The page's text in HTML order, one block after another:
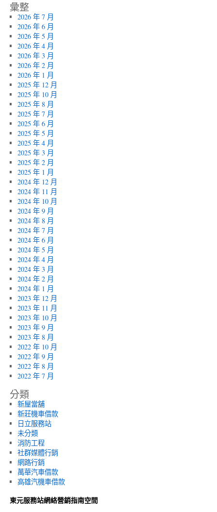
彙整
2026 年 7 月
2026 年 6 月
2026 年 5 月
2026 年 4 月
2026 年 3 月
2026 年 2 月
2026 年 1 月
2025 年 12 月
2025 年 10 月
2025 年 8 月
2025 年 7 月
2025 年 6 月
2025 年 5 月
2025 年 4 月
2025 年 3 月
2025 年 2 月
2025 年 1 月
2024 年 12 月
2024 年 11 月
2024 年 10 月
2024 年 9 月
2024 年 8 月
2024 年 7 月
2024 年 6 月
2024 年 5 月
2024 年 4 月
2024 年 3 月
2024 年 2 月
2024 年 1 月
2023 年 12 月
2023 年 11 月
2023 年 10 月
2023 年 9 月
2023 年 8 月
2022 年 10 月
2022 年 9 月
2022 年 8 月
2022 年 7 月
分類
新屋當舖
新莊機車借款
日立服務站
未分類
消防工程
社群媒體行銷
網路行銷
萬華汽車借款
高雄汽機車借款
東元服務站網絡營銷指南空間